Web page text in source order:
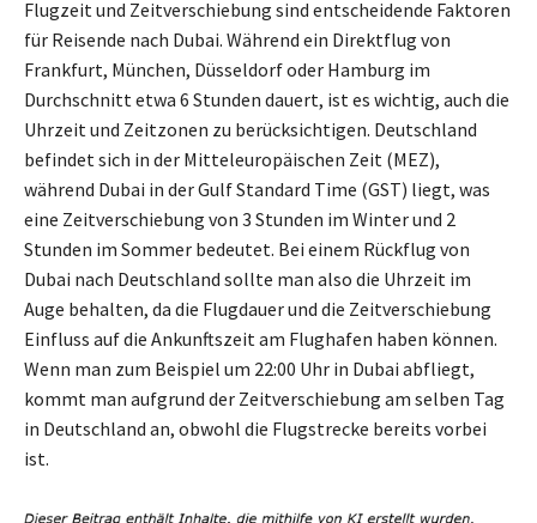
Flugzeit und Zeitverschiebung sind entscheidende Faktoren
für Reisende nach Dubai. Während ein Direktflug von
Frankfurt, München, Düsseldorf oder Hamburg im
Durchschnitt etwa 6 Stunden dauert, ist es wichtig, auch die
Uhrzeit und Zeitzonen zu berücksichtigen. Deutschland
befindet sich in der Mitteleuropäischen Zeit (MEZ),
während Dubai in der Gulf Standard Time (GST) liegt, was
eine Zeitverschiebung von 3 Stunden im Winter und 2
Stunden im Sommer bedeutet. Bei einem Rückflug von
Dubai nach Deutschland sollte man also die Uhrzeit im
Auge behalten, da die Flugdauer und die Zeitverschiebung
Einfluss auf die Ankunftszeit am Flughafen haben können.
Wenn man zum Beispiel um 22:00 Uhr in Dubai abfliegt,
kommt man aufgrund der Zeitverschiebung am selben Tag
in Deutschland an, obwohl die Flugstrecke bereits vorbei
ist.